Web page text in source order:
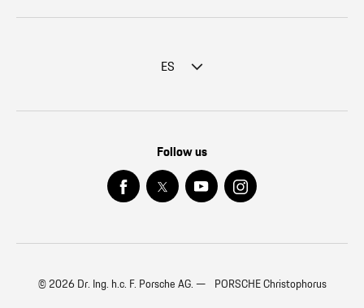
ES
Follow us
© 2026 Dr. Ing. h.c. F. Porsche AG. — PORSCHE Christophorus